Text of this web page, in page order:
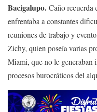
Bacigalupo. Caño recuerda
enfrentaba a constantes
reuniones de trabajo y
Zichy, quien poseía varias
Miami, que no le generaban
procesos burocráticos del